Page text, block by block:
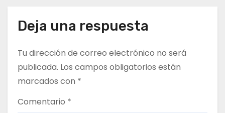
e
n
t
r
Deja una respuesta
Tu dirección de correo electrónico no será
publicada. Los campos obligatorios están
marcados con *
Comentario *